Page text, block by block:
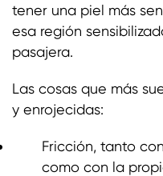
tener una piel más
esa región
pasajera.
Las cosas que más
y enrojecidas:
Fricción, tanto
como con la